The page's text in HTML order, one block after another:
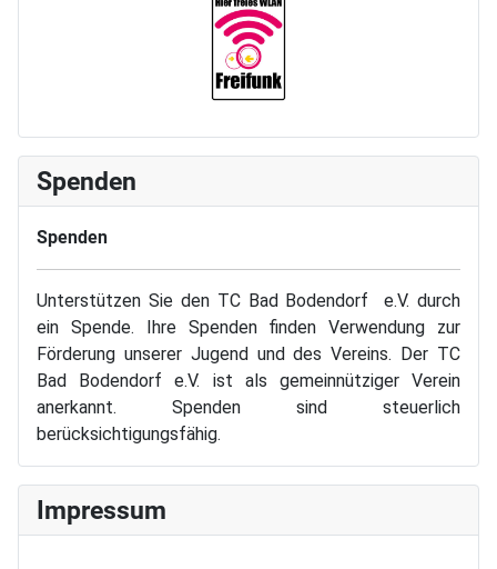
Spenden
Spenden
Unterstützen Sie den TC Bad Bodendorf e.V. durch
ein Spende. Ihre Spenden finden Verwendung zur
Förderung unserer Jugend und des Vereins. Der TC
Bad Bodendorf e.V. ist als gemeinnütziger Verein
anerkannt. Spenden sind steuerlich
berücksichtigungsfähig.
Impressum